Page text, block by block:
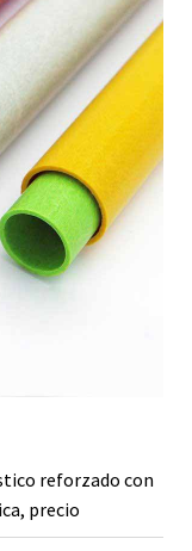
reforzado con
precio